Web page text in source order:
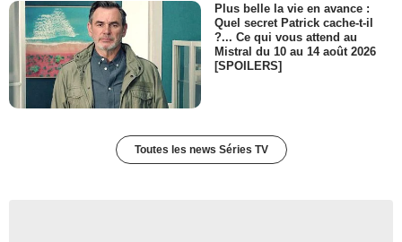
Plus belle la vie en avance :
Quel secret Patrick cache-t-il
?... Ce qui vous attend au
Mistral du 10 au 14 août 2026
[SPOILERS]
Toutes les news Séries TV